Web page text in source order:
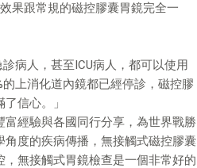
果跟常規的磁控膠囊胃鏡完全一
病人，甚至ICU病人，都可以使用
上消化道內鏡都已經停診，磁控膠
信心。」
富經驗與各國同行分享，為世界戰勝
度的疾病傳播，無接觸式磁控膠囊
無接觸式胃鏡檢查是一個非常好的